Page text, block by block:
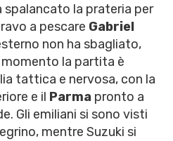
spalancato la prateria per
a pescare Gabriel
non ha sbagliato,
momento la partita è
tattica e nervosa, con la
e il Parma pronto a
Gli emiliani si sono visti
mentre Suzuki si